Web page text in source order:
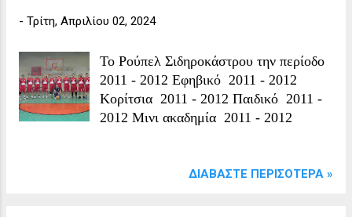
- Τρίτη, Απριλίου 02, 2024
Το Ρούπελ Σιδηροκάστρου την περίοδο
2011 - 2012 Εφηβικό 2011 - 2012
Κορίτσια 2011 - 2012 Παιδικό 2011 -
2012 Μινι ακαδημία 2011 - 2012
ΔΙΑΒΆΣΤΕ ΠΕΡΙΣΌΤΕΡΑ »